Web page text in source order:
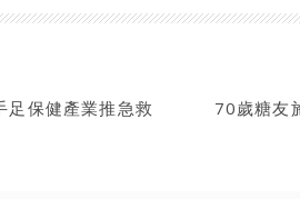
足保健產業推急救
70歲糖友